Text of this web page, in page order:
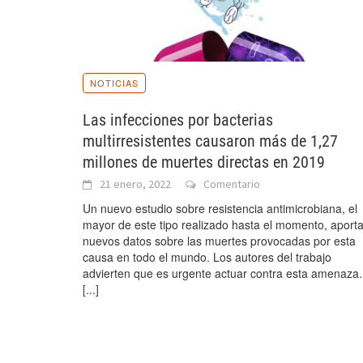
NOTICIAS
Las infecciones por bacterias
multirresistentes causaron más de 1,27
millones de muertes directas en 2019
21 enero, 2022 Comentario
Un nuevo estudio sobre resistencia antimicrobiana, el
mayor de este tipo realizado hasta el momento, aporta
nuevos datos sobre las muertes provocadas por esta
causa en todo el mundo. Los autores del trabajo
advierten que es urgente actuar contra esta amenaza.
[...]